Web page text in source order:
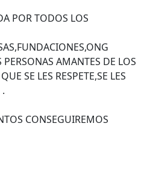
POR TODOS LOS
AMANTES DE LOS
SE LES RESPETE,SE LES
CONSEGUIREMOS